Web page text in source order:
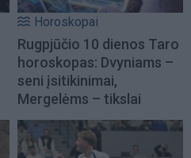
Horoskopai
Rugpjūčio 10 dienos Taro
horoskopas: Dvyniams –
seni įsitikinimai,
Mergelėms – tikslai